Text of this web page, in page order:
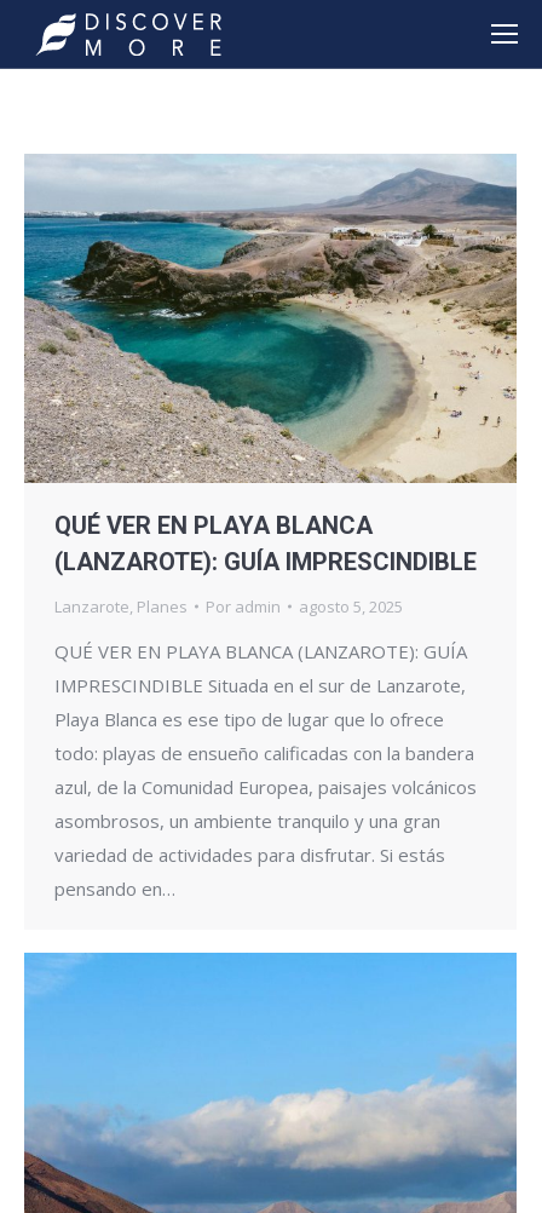
QUÉ VER EN PLAYA BLANCA
(LANZAROTE): GUÍA IMPRESCINDIBLE
Lanzarote Planes Por admin agosto 5, 2025
QUÉ VER EN PLAYA BLANCA (LANZAROTE): GUÍA
IMPRESCINDIBLE Situada en el sur de Lanzarote,
Playa Blanca es ese tipo de lugar que lo ofrece
todo: playas de ensueño calificadas con la bandera
azul, de la Comunidad Europea, paisajes volcánicos
asombrosos, un ambiente tranquilo y una gran
variedad de actividades para disfrutar. Si estás
pensando en…